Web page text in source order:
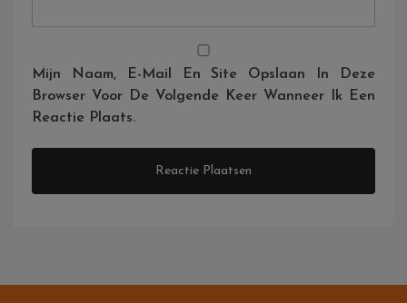
Mijn Naam, E-Mail En Site Opslaan In Deze
Browser Voor De Volgende Keer Wanneer Ik Een
Reactie Plaats.